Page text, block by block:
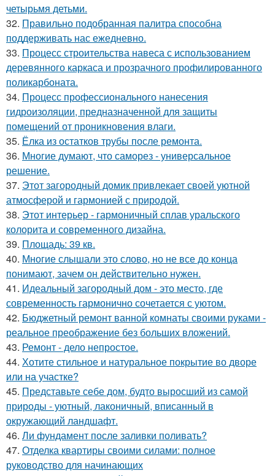
четырьмя детьми.
32. Правильно подобранная палитра способна
поддерживать нас ежедневно.
33. Процесс строительства навеса с использованием
деревянного каркаса и прозрачного профилированного
поликарбоната.
34. Процесс профессионального нанесения
гидроизоляции, предназначенной для защиты
помещений от проникновения влаги.
35. Ёлка из остатков трубы после ремонта.
36. Многие думают, что саморез - универсальное
решение.
37. Этот загородный домик привлекает своей уютной
атмосферой и гармонией с природой.
38. Этот интерьер - гармоничный сплав уральского
колорита и современного дизайна.
39. Площадь: 39 кв.
40. Многие слышали это слово, но не все до конца
понимают, зачем он действительно нужен.
41. Идеальный загородный дом - это место, где
современность гармонично сочетается с уютом.
42. Бюджетный ремонт ванной комнаты своими руками -
реальное преображение без больших вложений.
43. Ремонт - дело непростое.
44. Хотите стильное и натуральное покрытие во дворе
или на участке?
45. Представьте себе дом, будто выросший из самой
природы - уютный, лаконичный, вписанный в
окружающий ландшафт.
46. Ли фундамент после заливки поливать?
47. Отделка квартиры своими силами: полное
руководство для начинающих